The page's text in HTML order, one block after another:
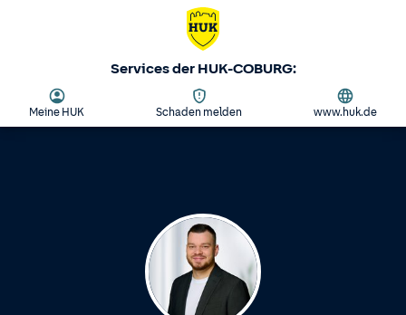
Services der HUK-COBURG:
Meine HUK Schaden melden www.huk.de